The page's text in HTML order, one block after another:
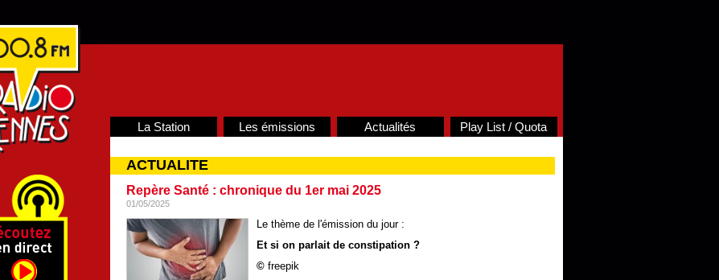
La Station Les émissions Actualités Play List / Quota
ACTUALITE
Repère Santé : chronique du 1er mai 2025
01/05/2025
Le thème de l'émission du jour :
Et si on parlait de constipation ?
© freepik